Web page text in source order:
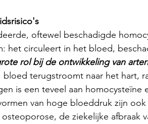
oftewel beschadigde
het circuleert in het bloed,
rol bij de ontwikkeling van
terugstroomt naar het hart,
is een teveel aan homocysteïne
van hoge bloeddruk zijn
de ziekelijke afbraak